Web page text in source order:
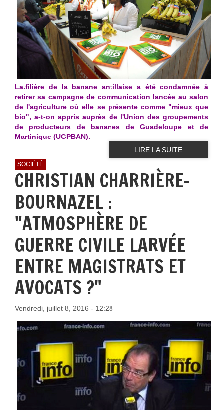
La.filière de la banane antillaise a été condamnée à
retirer sa campagne de communication lancée au salon
de l'agriculture où elle se présente comme "mieux que
bio", a-t-on appris auprès de l'Union des groupements
de producteurs de bananes de Guadeloupe et de
Martinique (UGPBAN).
LIRE LA SUITE
SOCIÉTÉ
CHRISTIAN CHARRIÈRE-
BOURNAZEL :
"ATMOSPHÈRE DE
GUERRE CIVILE LARVÉE
ENTRE MAGISTRATS ET
AVOCATS ?"
Vendredi, juillet 8, 2016 - 12:28